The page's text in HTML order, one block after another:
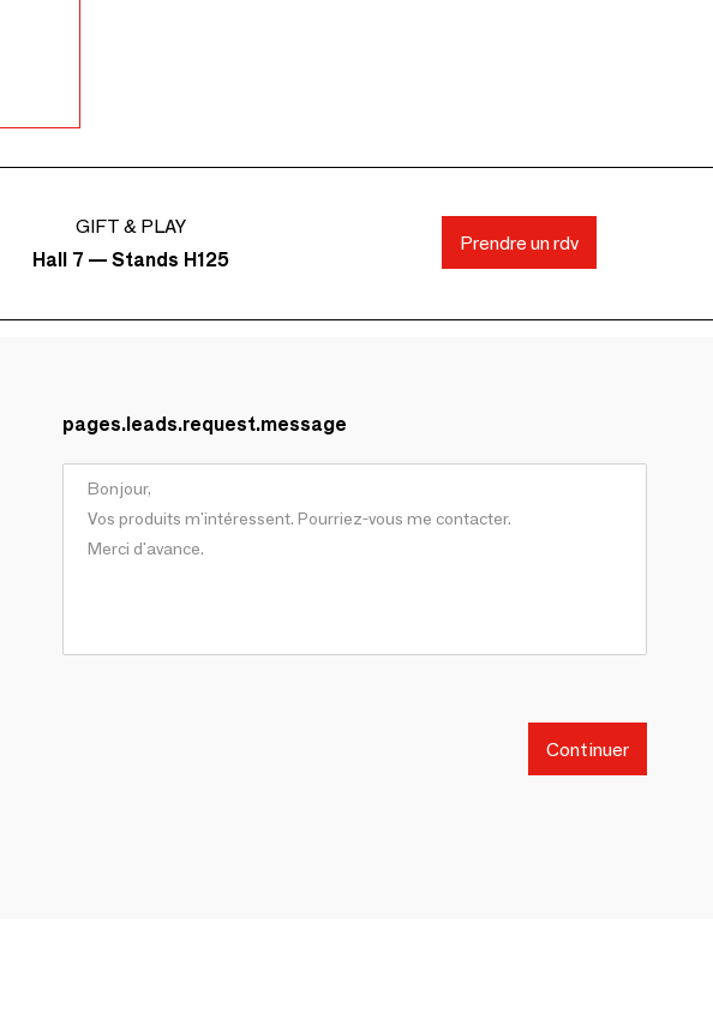
GIFT & PLAY
Hall 7 — Stands H125
Prendre un rdv
pages.leads.request.message
Continuer